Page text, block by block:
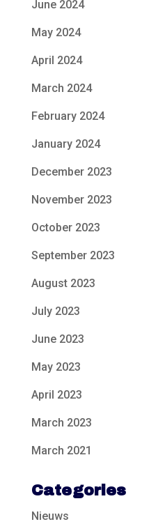
June 2024
May 2024
April 2024
March 2024
February 2024
January 2024
December 2023
November 2023
October 2023
September 2023
August 2023
July 2023
June 2023
May 2023
April 2023
March 2023
March 2021
Categories
Nieuws